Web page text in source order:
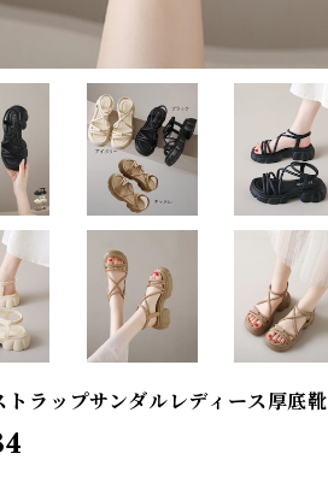
トラップサンダルレディース厚底靴